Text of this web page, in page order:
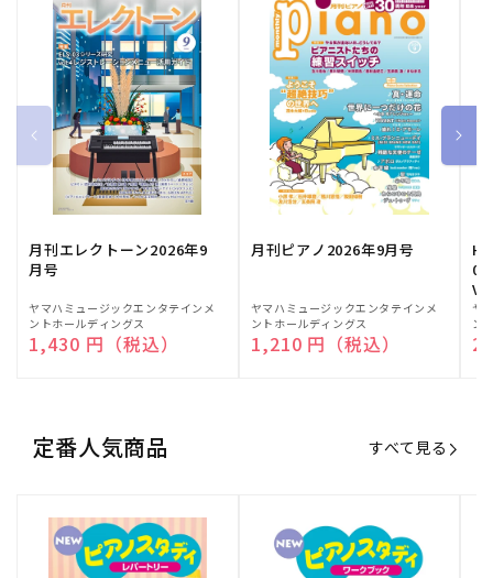
月刊エレクトーン2026年9
月号
販
売
元:
ヤマハミュージックエンタテインメ
ントホールディングス
通常価格
1,430 円（税込）
月刊ピアノ2026年9月号
販
売
元:
ヤマハミュージックエンタテインメ
ントホールディングス
通常価格
1,210 円（税込）
販
売
元:
ヤ
ン
定番人気商品 すべて見る